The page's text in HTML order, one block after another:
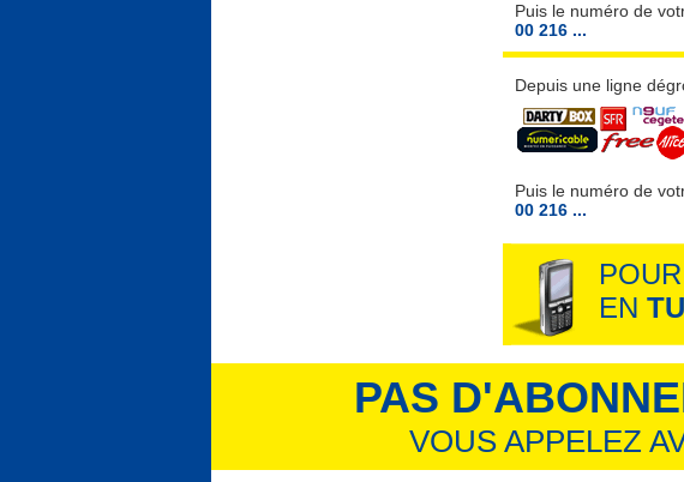
Puis le numéro de
00 216 ...
Depuis une ligne
Puis le numéro de
00 216 ...
EN
PAS
VOUS APPELEZ